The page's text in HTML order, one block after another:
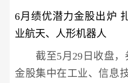
6月绩优潜力金股出炉
业航天、人形机器人
截至5月29日收盘，
金股集中在工业、信息